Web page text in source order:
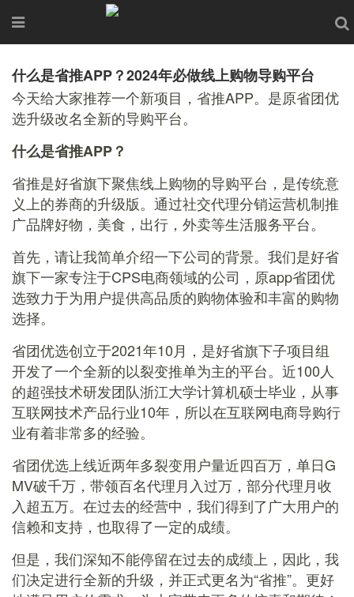
什么是省推APP？2024年必做线上购物导购平台
今天给大家推荐一个新项目，省推APP。是原省团优
选升级改名全新的导购平台。
什么是省推APP？
省推是好省旗下聚焦线上购物的导购平台，是传统意
义上的券商的升级版。通过社交代理分销运营机制推
广品牌好物，美食，出行，外卖等生活服务平台。
首先，请让我简单介绍一下公司的背景。我们是好省
旗下一家专注于CPS电商领域的公司，原app省团优
选致力于为用户提供高品质的购物体验和丰富的购物
选择。
省团优选创立于2021年10月，是好省旗下子项目组
开发了一个全新的以裂变推单为主的平台。近100人
的超强技术研发团队浙江大学计算机硕士毕业，从事
互联网技术产品行业10年，所以在互联网电商导购行
业有着非常多的经验。
省团优选上线近两年多裂变用户量近四百万，单日G
MV破千万，带领百名代理月入过万，部分代理月收
入超五万。在过去的经营中，我们得到了广大用户的
信赖和支持，也取得了一定的成绩。
但是，我们深知不能停留在过去的成绩上，因此，我
们决定进行全新的升级，并正式更名为“省推”。更好